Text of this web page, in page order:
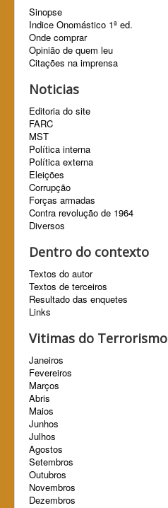
Sinopse
Indice Onomástico 1ª ed.
Onde comprar
Opinião de quem leu
Citações na imprensa
Noticias
Editoria do site
FARC
MST
Política interna
Política externa
Eleições
Corrupção
Forças armadas
Contra revolução de 1964
Diversos
Dentro do contexto
Textos do autor
Textos de terceiros
Resultado das enquetes
Links
Vitimas do Terrorismo
Janeiros
Fevereiros
Marços
Abris
Maios
Junhos
Julhos
Agostos
Setembros
Outubros
Novembros
Dezembros